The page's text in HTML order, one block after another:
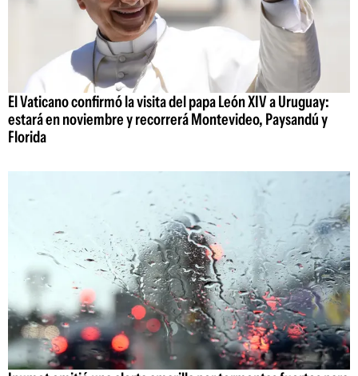
El Vaticano confirmó la visita del papa León XIV a Uruguay:
estará en noviembre y recorrerá Montevideo, Paysandú y
Florida